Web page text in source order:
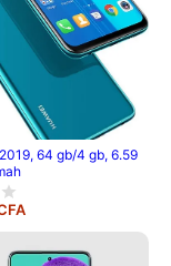
64 gb/4 gb, 6.59